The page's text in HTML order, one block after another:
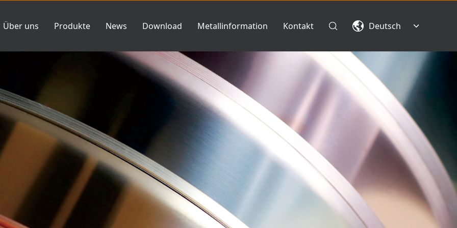
Über uns Produkte News Download Metallinformation Kontakt Deutsch